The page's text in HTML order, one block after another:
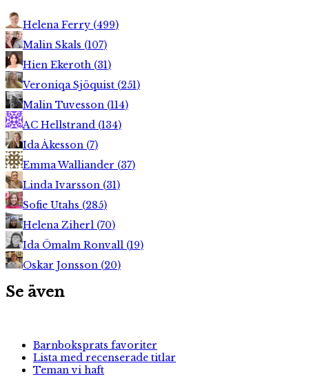
Helena Ferry (499)
Malin Skals (107)
Hien Ekeroth (31)
Veroniqa Sjöquist (251)
Malin Tuvesson (114)
AC Hellstrand (134)
Ida Åkesson (7)
Emma Walliander (37)
Linda Ivarsson (31)
Sofie Utahs (285)
Helena Ziherl (70)
Ida Ömalm Ronvall (19)
Oskar Jonsson (20)
Se även
Barnboksprats favoriter
Lista med recenserade titlar
Teman vi haft